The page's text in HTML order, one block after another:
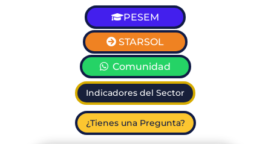
PESEM
STARSOL
Comunidad
Indicadores del Sector
¿Tienes una Pregunta?